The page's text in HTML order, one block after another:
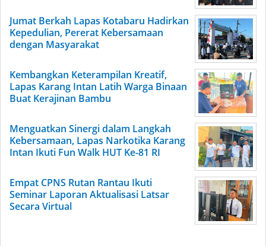
Jumat Berkah Lapas Kotabaru Hadirkan
Kepedulian, Pererat Kebersamaan
dengan Masyarakat
Kembangkan Keterampilan Kreatif,
Lapas Karang Intan Latih Warga Binaan
Buat Kerajinan Bambu
Menguatkan Sinergi dalam Langkah
Kebersamaan, Lapas Narkotika Karang
Intan Ikuti Fun Walk HUT Ke-81 RI
Empat CPNS Rutan Rantau Ikuti
Seminar Laporan Aktualisasi Latsar
Secara Virtual